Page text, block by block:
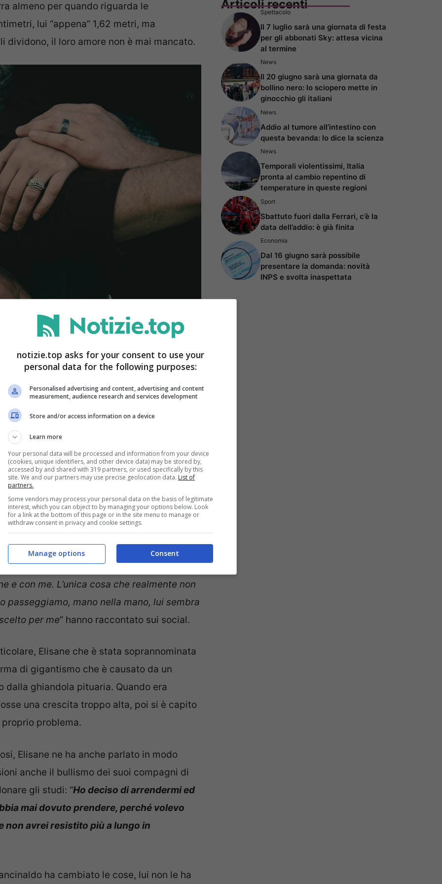
almeno per quando riguarda le
lui “appena” 1,62 metri, ma
dividono, il loro amore non è mai mancato.
una delle coppie più felici al mondo
social, sono anche riusciti a diventare
apprezzati dai follower.
follower da tutto il mondo. I due
spesso facendo ironia sulle
ogni giorno, ma non è raro che si trovino
meglio.
unita dall’amore: sui
costruito una splendida famiglia. Il loro –
che mi ha attirato è la sua personalità, il
e con me. L’unica cosa che realmente non
passeggiamo, mano nella mano, lui sembra
per me” hanno raccontato sui social.
Elisane che è stata soprannominata
di gigantismo che è causato da un
ghiandola pituaria. Quando era
una crescita troppo alta, poi si è capito
problema.
Elisane ne ha anche parlato in modo
anche il bullismo dei suoi compagni di
gli studi: “Ho deciso di arrendermi ed
mai dovuto prendere, perché volevo
non avrei resistito più a lungo in
ha cambiato le cose, lui non le ha
Articoli recenti
Spettacolo
Il 7 luglio sarà una giornata di festa
per gli abbonati Sky: attesa vicina
al termine
News
Il 20 giugno sarà una giornata da
bollino nero: lo sciopero mette in
ginocchio gli italiani
News
Addio al tumore all’intestino con
questa bevanda: lo dice la scienza
News
Temporali violentissimi, Italia
pronta al cambio repentino di
temperature in queste regioni
Sport
Sbattuto fuori dalla Ferrari, c’è la
data dell’addio: è già finita
Economia
Dal 16 giugno sarà possibile
presentare la domanda: novità
INPS e svolta inaspettata
notizie.top asks for your consent to use your
personal data for the following purposes:
Personalised advertising and content, advertising and content
measurement, audience research and services development
Store and/or access information on a device
Learn more
Your personal data will be processed and information from your device
(cookies, unique identifiers, and other device data) may be stored by,
accessed by and shared with 319 partners, or used specifically by this
site. We and our partners may use precise geolocation data. List of
partners.
Some vendors may process your personal data on the basis of legitimate
interest, which you can object to by managing your options below. Look
for a link at the bottom of this page or in the site menu to manage or
withdraw consent in privacy and cookie settings.
Consent
Manage options